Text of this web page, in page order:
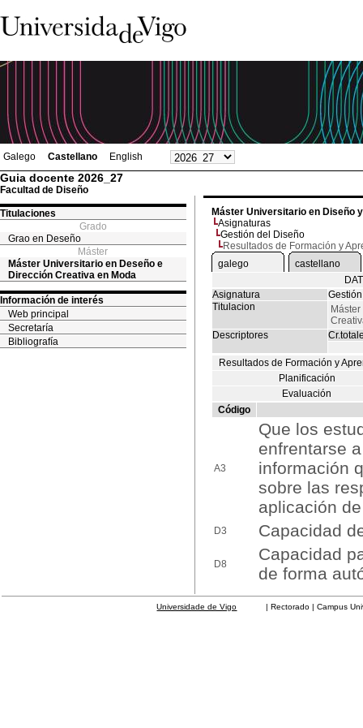
Galego Castellano English
Guia docente 2026_27
Facultad de Diseño
Titulaciones
Grado
Grao en Deseño
Máster
Máster Universitario en Deseño e
Dirección Creativa en Moda
Información de interés
Web principal
Secretaría
Bibliografía
Máster Universitario en Diseño
Asignaturas
Gestión del Diseño
Resultados de Formación y
galego
castellano
Asignatura
Titulacion
Descriptores
Resultados de Formación y
Planificación
Evaluación
Código
A3
Que los
enfrentarse
información
sobre las
aplicación
D3 Capacidad
D8
Capacidad
de forma
Universidade de Vigo | Rectorado | Campus